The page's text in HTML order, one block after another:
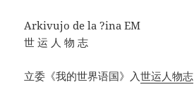
Arkivujo de la ?ina EM
世 运 人 物 志
立委《我的世界语国》入世运人物志